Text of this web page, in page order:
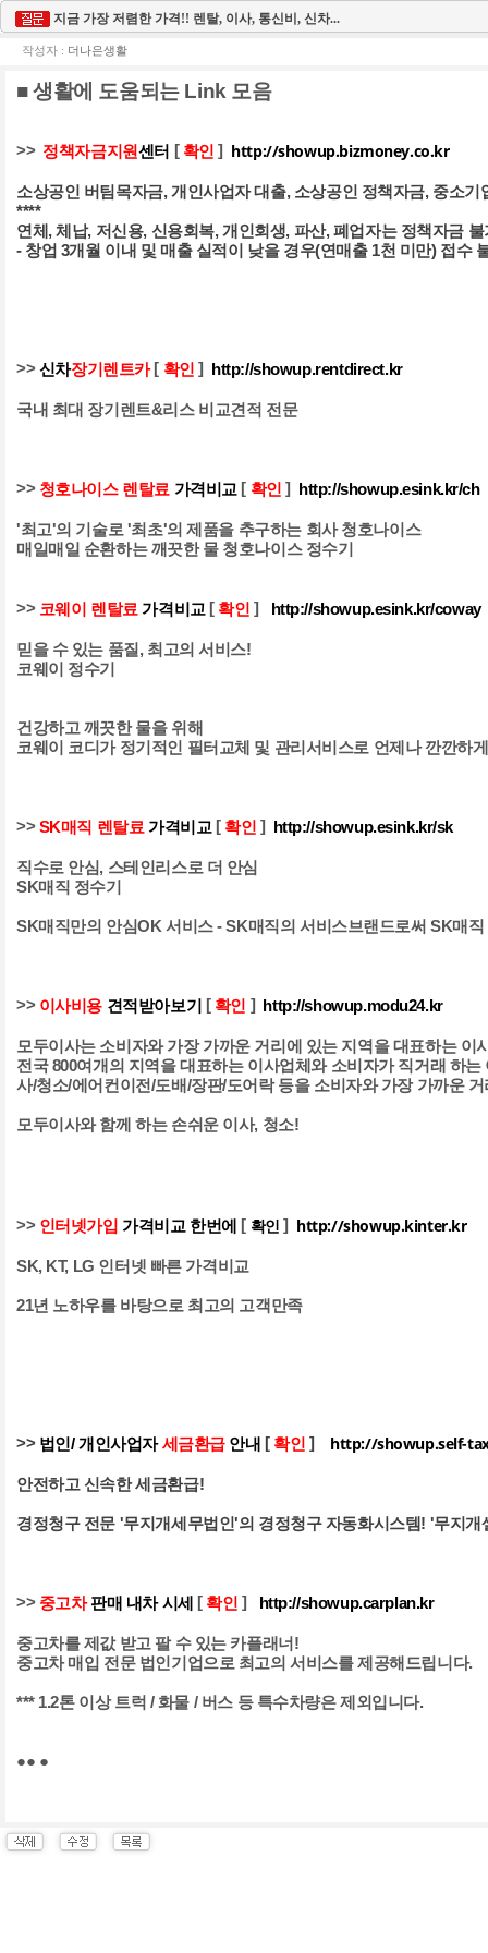
지금 가장 저렴한 가격!! 렌탈, 이사, 통신비, 신차...
작성자 : 더나은생활
■ 생활에 도움되는 Link 모음
>> 정책자금지원센터 [ 확인 ] http://showup.bizmoney.co.kr
소상공인 버팀목자금,개인사업자 대출, 소상공인 정책자금, 중소기
****
연체, 체납, 저신용, 신용회복, 개인회생, 파산, 폐업자는 정책자금 불
- 창업 3개월 이내 및 매출 실적이 낮을 경우(연매출 1천 미만) 접수
>>신차장기렌트카[ 확인 ] http://showup.rentdirect.kr
국내 최대 장기렌트&리스 비교견적 전문
>> 청호나이스 렌탈료 가격비교 [ 확인 ] http://showup.esink.kr/ch
'최고'의 기술로 '최초'의 제품을 추구하는 회사 청호나이스
매일매일 순환하는 깨끗한 물 청호나이스 정수기
>> 코웨이 렌탈료 가격비교 [ 확인 ] http://showup.esink.kr/coway
믿을 수 있는 품질, 최고의 서비스!
코웨이 정수기
건강하고 깨끗한 물을 위해
코웨이 코디가 정기적인 필터교체 및 관리서비스로 언제나 깐깐하
>>SK매직 렌탈료 가격비교 [ 확인 ] http://showup.esink.kr/sk
직수로 안심, 스테인리스로 더 안심
SK매직 정수기
SK매직만의 안심OK 서비스 - SK매직의 서비스브랜드로써 SK매
>> 이사비용 견적받아보기 [ 확인 ] http://showup.modu24.kr
모두이사는 소비자와 가장 가까운 거리에 있는 지역을 대표하는
전국 800여개의 지역을 대표하는 이사업체와 소비자가 직거래 하
사/청소/에어컨이전/도배/장판/도어락 등을 소비자와 가장 가까운
모두이사와 함께 하는 손쉬운 이사, 청소!
>> 인터넷가입 가격비교 한번에 [ 확인 ] http://showup.kinter.kr
SK, KT, LG 인터넷 빠른 가격비교
21년 노하우를 바탕으로 최고의 고객만족
>> 법인/ 개인사업자세금환급안내 [ 확인 ] http://showup.self-
안전하고 신속한 세금환급!
경정청구 전문 '무지개세무법인'의 경정청구 자동화시스템! '무지개
>> 중고차판매 내차 시세 [ 확인 ] http://showup.carplan.kr
중고차를 제값 받고 팔 수 있는 카플래너!
중고차 매입 전문 법인기업으로 최고의 서비스를 제공해드립니다.
*** 1.2톤 이상 트럭 / 화물 / 버스 등 특수차량은 제외입니다.
●● ●